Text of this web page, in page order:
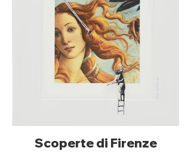
Scoperte di Firenze